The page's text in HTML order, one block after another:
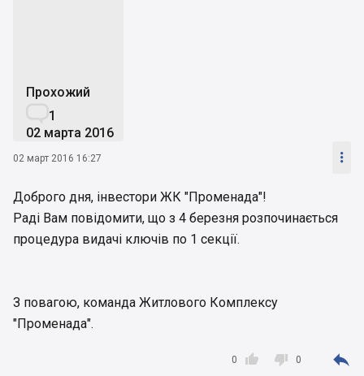
Прохожий
1
02 марта 2016
02 март 2016 16:27 
Доброго дня, інвестори ЖК "Променада"!
Раді Вам повідомити, що з 4 березня розпочинається
процедура видачі ключів по 1 секції.
З повагою, команда Житлового Комплексу
"Променада".

0  0 